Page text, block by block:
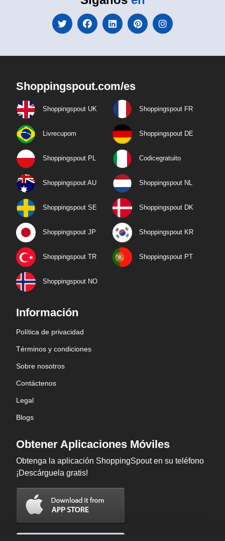
Shoppingspout.com/es
Shoppingspout UK Shoppingspout FR
Livrecupom Shoppingspout DE
Shoppingspout PL Codicegratuito
Shoppingspout AU Shoppingspout NL
Shoppingspout SE Shoppingspout DK
Shoppingspout JP Shoppingspout KR
Shoppingspout TR Shoppingspout PT
Shoppingspout NO
Información
Política de privacidad
Términos y condiciones
Sobre nosotros
Contáctenos
Legal
Blogs
Obtener Aplicaciones Móviles
Obtenga la aplicación ShoppingSpout en su teléfono
¡Descárguela gratis!